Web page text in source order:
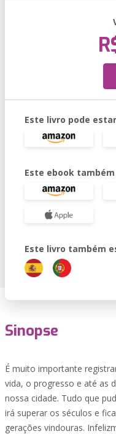
Este livro pode
Este ebook
Este livro também
Sinopse
É muito importante
vida, o progresso e até as
nossa cidade. Tudo que
irá superar os séculos e
gerações vindouras.